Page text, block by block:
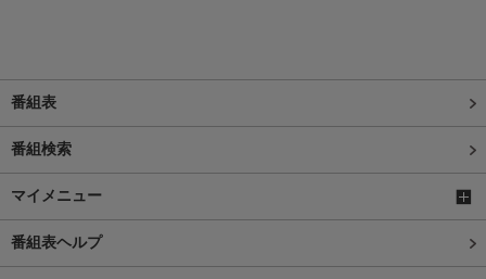
番組表
番組検索
マイメニュー
番組表ヘルプ